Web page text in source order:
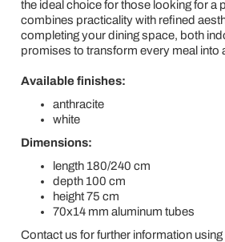
the ideal choice for those looking for a
combines practicality with refined
completing your dining space, both
promises to transform every meal into
Available finishes:
anthracite
white
Dimensions:
length 180/240 cm
depth 100 cm
height 75 cm
70x14 mm aluminum tubes
Contact us for further information using